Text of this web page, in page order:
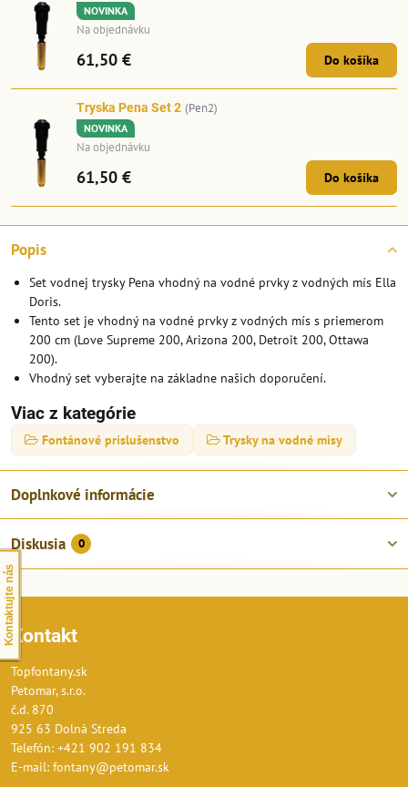
Popis
Set vodnej trysky Pena vhodný na vodné prvky z vodných mís Ella
Doris.
Tento set je vhodný na vodné prvky z vodných mís s priemerom
200 cm (Love Supreme 200, Arizona 200, Detroit 200, Ottawa
200).
Vhodný set vyberajte na základne našich doporučení.
Viac z kategórie
Fontánové príslušenstvo Trysky na vodné misy
Doplnkové informácie
Diskusia 0
NOVINKA
Na objednávku
61,50 € Do košíka
Tryska Pena Set 2 (Pen2)
NOVINKA
Na objednávku
61,50 € Do košíka
Kontakt
Topfontany.sk
Petomar, s.r.o.
č.d. 870
925 63 Dolná Streda
Telefón: +421 902 191 834
E-mail: fontany@petomar.sk
Kontaktujte nás